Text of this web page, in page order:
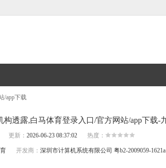
/app下载
更新：2026-06-23 08:37:02 热度：
开发商：深圳市计算机系统有限公司粤b2-2009059-1621a